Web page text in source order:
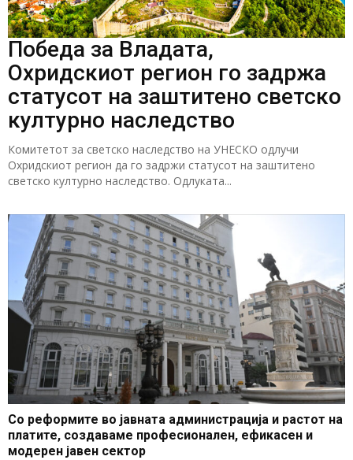
Победа за Владата,
Охридскиот регион го задржа
статусот на заштитено светско
културно наследство
Комитетот за светско наследство на УНЕСКО одлучи
Охридскиот регион да го задржи статусот на заштитено
светско културно наследство. Одлуката...
Со реформите во јавната администрација и растот на
платите, создаваме професионален, ефикасен и
модерен јавен сектор